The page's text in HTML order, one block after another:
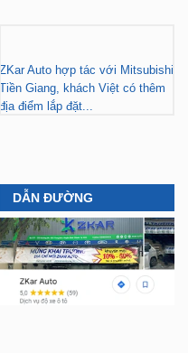
ZKar Auto hợp tác với Mitsubishi
Tiền Giang, khách Việt có thêm
địa điểm lắp đặt...
DẪN ĐƯỜNG